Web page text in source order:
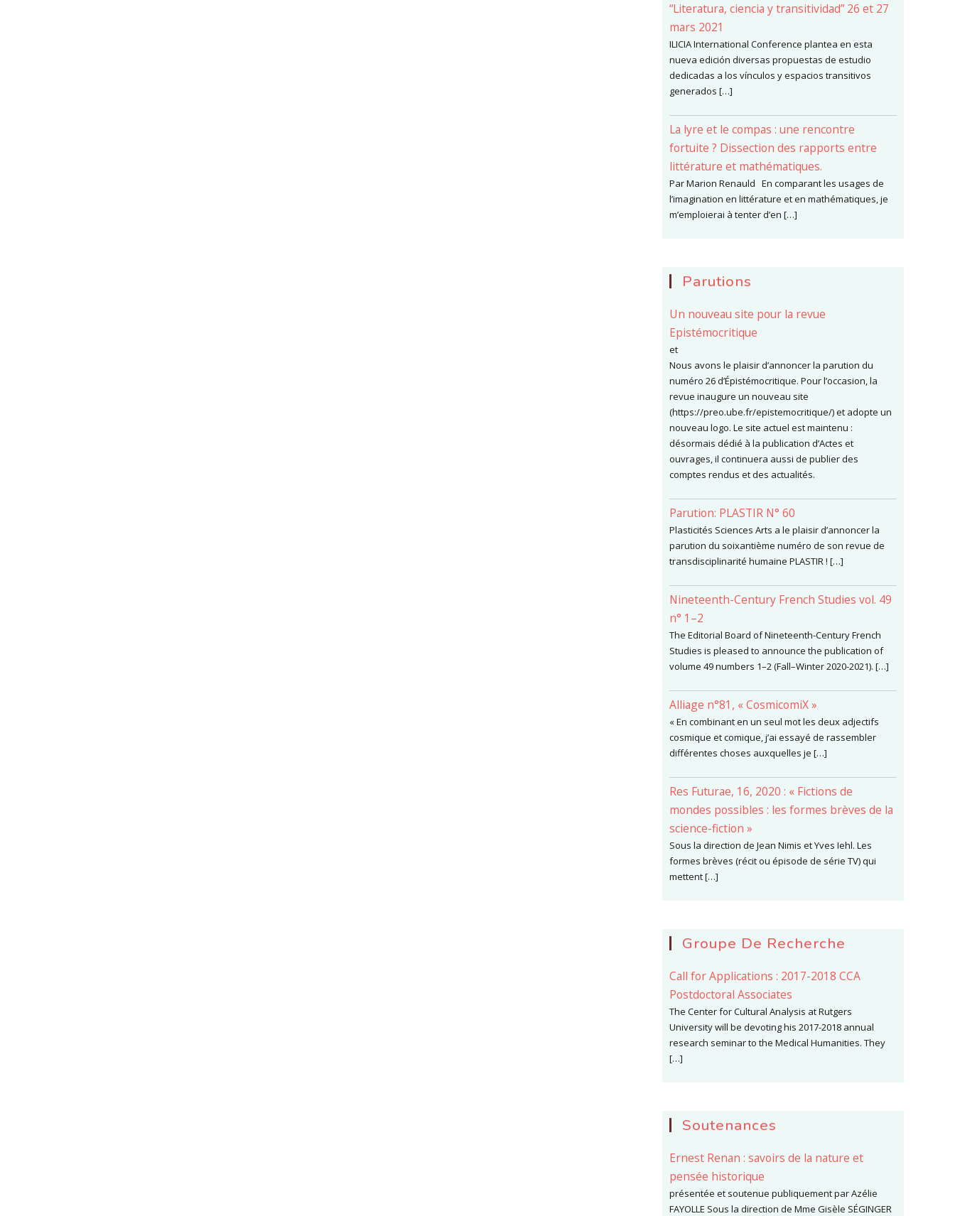
“Literatura, ciencia y transitividad” 26 et 27
mars 2021
ILICIA International Conference plantea en esta
nueva edición diversas propuestas de estudio
dedicadas a los vínculos y espacios transitivos
generados […]
La lyre et le compas : une rencontre
fortuite ? Dissection des rapports entre
littérature et mathématiques.
Par Marion Renauld En comparant les usages de
l’imagination en littérature et en mathématiques, je
m’emploierai à tenter d’en […]
Parutions
Un nouveau site pour la revue
Epistémocritique
et
Nous avons le plaisir d’annoncer la parution du
numéro 26 d’Épistémocritique. Pour l’occasion, la
revue inaugure un nouveau site
(https://preo.ube.fr/epistemocritique/) et adopte un
nouveau logo. Le site actuel est maintenu :
désormais dédié à la publication d’Actes et
ouvrages, il continuera aussi de publier des
comptes rendus et des actualités.
Parution: PLASTIR N° 60
Plasticités Sciences Arts a le plaisir d’annoncer la
parution du soixantième numéro de son revue de
transdisciplinarité humaine PLASTIR ! […]
Nineteenth-Century French Studies vol. 49
n° 1–2
The Editorial Board of Nineteenth-Century French
Studies is pleased to announce the publication of
volume 49 numbers 1–2 (Fall–Winter 2020-2021). […]
Alliage n°81, « CosmicomiX »
« En combinant en un seul mot les deux adjectifs
cosmique et comique, j’ai essayé de rassembler
différentes choses auxquelles je […]
Res Futurae, 16, 2020 : « Fictions de
mondes possibles : les formes brèves de la
science-fiction »
Sous la direction de Jean Nimis et Yves Iehl. Les
formes brèves (récit ou épisode de série TV) qui
mettent […]
Groupe De Recherche
Call for Applications : 2017-2018 CCA
Postdoctoral Associates
The Center for Cultural Analysis at Rutgers
University will be devoting his 2017-2018 annual
research seminar to the Medical Humanities. They
[…]
Soutenances
Ernest Renan : savoirs de la nature et
pensée historique
présentée et soutenue publiquement par Azélie
FAYOLLE Sous la direction de Mme Gisèle SÉGINGER